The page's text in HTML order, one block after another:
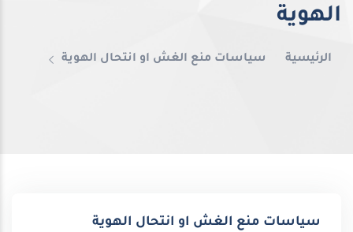
الهوية
الرئيسية سياسات منع الغش او انتحال الهوية
سياسات منع الغش او انتحال الهوية